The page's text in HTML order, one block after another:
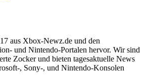
aus Xbox-Newz.de und den
und Nintendo-Portalen hervor. Wir sind
Zocker und bieten tagesaktuelle News
, Sony-, und Nintendo-Konsolen